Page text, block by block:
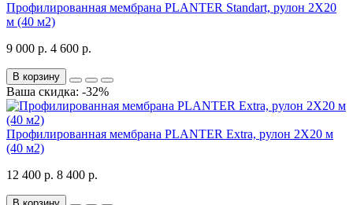
Профилированная мембрана PLANTER Standart, рулон 2Х20
м (40 м2)
9 000 р. 4 600 р.
В корзину
Ваша скидка: -32%
Профилированная мембрана PLANTER Extra, рулон 2Х20 м
(40 м2)
12 400 р. 8 400 р.